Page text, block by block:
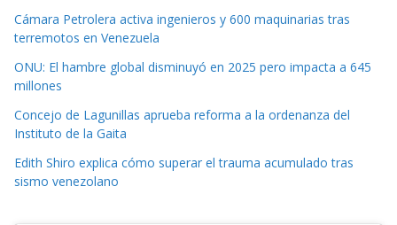
Cámara Petrolera activa ingenieros y 600 maquinarias tras
terremotos en Venezuela
ONU: El hambre global disminuyó en 2025 pero impacta a 645
millones
Concejo de Lagunillas aprueba reforma a la ordenanza del
Instituto de la Gaita
Edith Shiro explica cómo superar el trauma acumulado tras
sismo venezolano